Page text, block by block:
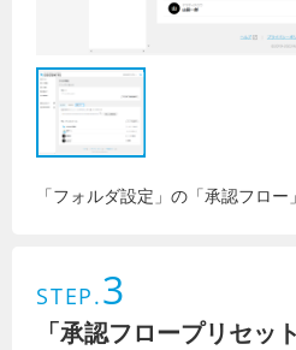
「フォルダ設定」の「承認フロ
STEP.3
「承認フロープリセッ